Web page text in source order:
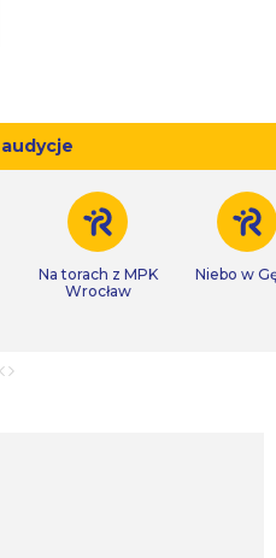
Na torach z MPK
Wrocław
Niebo w